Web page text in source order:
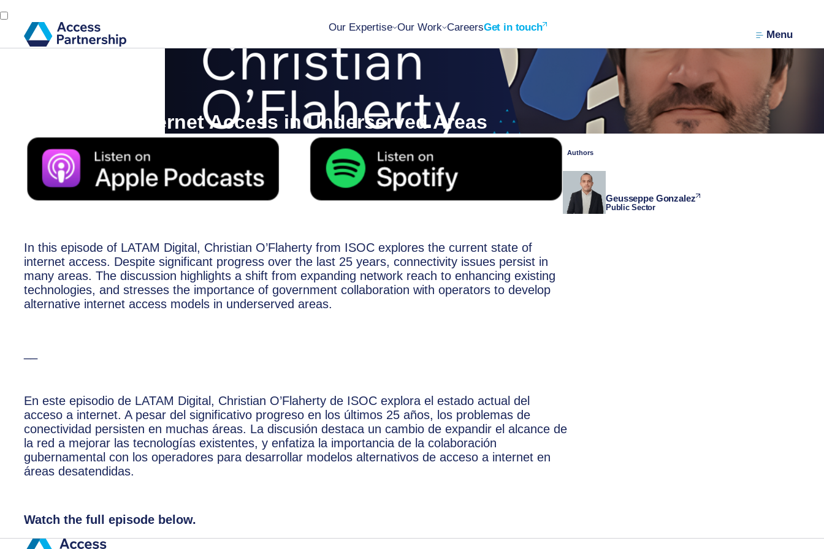
Our Expertise Our Work CareersGet in touch
Menu
Enhancing Internet Access in Underserved Areas
In this episode of LATAM Digital, Christian O’Flaherty from ISOC explores the current state of
internet access. Despite significant progress over the last 25 years, connectivity issues persist in
many areas. The discussion highlights a shift from expanding network reach to enhancing existing
technologies, and stresses the importance of government collaboration with operators to develop
alternative internet access models in underserved areas.
En este episodio de LATAM Digital, Christian O’Flaherty de ISOC explora el estado actual del
acceso a internet. A pesar del significativo progreso en los últimos 25 años, los problemas de
conectividad persisten en muchas áreas. La discusión destaca un cambio de expandir el alcance de
la red a mejorar las tecnologías existentes, y enfatiza la importancia de la colaboración
gubernamental con los operadores para desarrollar modelos alternativos de acceso a internet en
áreas desatendidas.
Watch the full episode below.
Authors
Geusseppe Gonzalez
Public Sector